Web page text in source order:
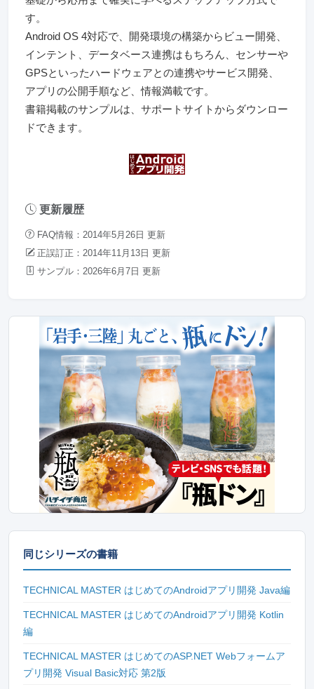
す。
Android OS 4対応で、開発環境の構築からビュー開発、
インテント、データベース連携はもちろん、センサーや
GPSといったハードウェアとの連携やサービス開発、
アプリの公開手順など、情報満載です。
書籍掲載のサンプルは、サポートサイトからダウンロー
ドできます。
更新履歴
FAQ情報：2014年5月26日 更新
正誤訂正：2014年11月13日 更新
サンプル：2026年6月7日 更新
同じシリーズの書籍
TECHNICAL MASTER はじめてのAndroidアプリ開発 Java編
TECHNICAL MASTER はじめてのAndroidアプリ開発 Kotlin
編
TECHNICAL MASTER はじめてのASP.NET Webフォームア
プリ開発 Visual Basic対応 第2版